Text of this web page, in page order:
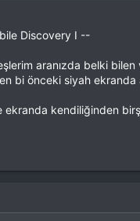
Discovery I --
aranızda belki
bi önceki siyah ekranda
ekranda kendiliğinden